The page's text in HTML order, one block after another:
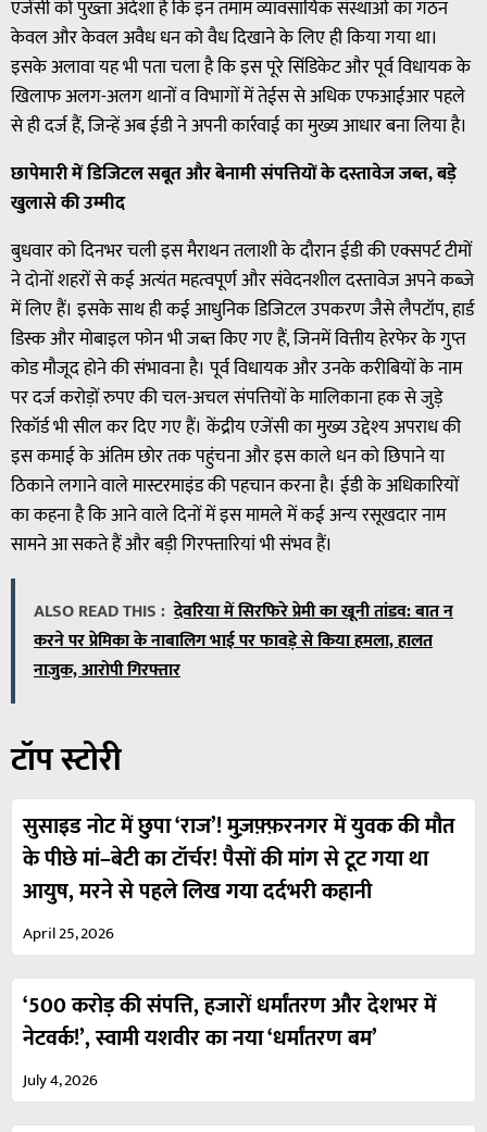
एजेंसी को पुख्ता अंदेशा है कि इन तमाम व्यावसायिक संस्थाओं का गठन
केवल और केवल अवैध धन को वैध दिखाने के लिए ही किया गया था।
इसके अलावा यह भी पता चला है कि इस पूरे सिंडिकेट और पूर्व विधायक के
खिलाफ अलग-अलग थानों व विभागों में तेईस से अधिक एफआईआर पहले
से ही दर्ज हैं, जिन्हें अब ईडी ने अपनी कार्रवाई का मुख्य आधार बना लिया है।
छापेमारी में डिजिटल सबूत और बेनामी संपत्तियों के दस्तावेज जब्त, बड़े
खुलासे की उम्मीद
बुधवार को दिनभर चली इस मैराथन तलाशी के दौरान ईडी की एक्सपर्ट टीमों
ने दोनों शहरों से कई अत्यंत महत्वपूर्ण और संवेदनशील दस्तावेज अपने कब्जे
में लिए हैं। इसके साथ ही कई आधुनिक डिजिटल उपकरण जैसे लैपटॉप, हार्ड
डिस्क और मोबाइल फोन भी जब्त किए गए हैं, जिनमें वित्तीय हेरफेर के गुप्त
कोड मौजूद होने की संभावना है। पूर्व विधायक और उनके करीबियों के नाम
पर दर्ज करोड़ों रुपए की चल-अचल संपत्तियों के मालिकाना हक से जुड़े
रिकॉर्ड भी सील कर दिए गए हैं। केंद्रीय एजेंसी का मुख्य उद्देश्य अपराध की
इस कमाई के अंतिम छोर तक पहुंचना और इस काले धन को छिपाने या
ठिकाने लगाने वाले मास्टरमाइंड की पहचान करना है। ईडी के अधिकारियों
का कहना है कि आने वाले दिनों में इस मामले में कई अन्य रसूखदार नाम
सामने आ सकते हैं और बड़ी गिरफ्तारियां भी संभव हैं।
ALSO READ THIS : देवरिया में सिरफिरे प्रेमी का खूनी तांडव: बात न
करने पर प्रेमिका के नाबालिग भाई पर फावड़े से किया हमला, हालत
नाजुक, आरोपी गिरफ्तार
टॉप स्टोरी
सुसाइड नोट में छुपा ‘राज’! मुज़फ़्फ़रनगर में युवक की मौत
के पीछे मां–बेटी का टॉर्चर! पैसों की मांग से टूट गया था
आयुष, मरने से पहले लिख गया दर्दभरी कहानी
April 25, 2026
‘500 करोड़ की संपत्ति, हजारों धर्मांतरण और देशभर में
नेटवर्क!’, स्वामी यशवीर का नया ‘धर्मांतरण बम’
July 4, 2026